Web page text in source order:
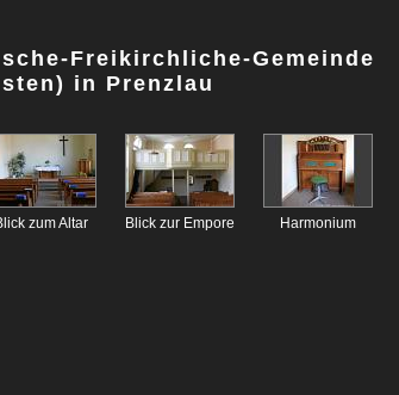
Freikirchliche-Gemeinde
in Prenzlau
zum Altar Blick zur Empore Harmonium